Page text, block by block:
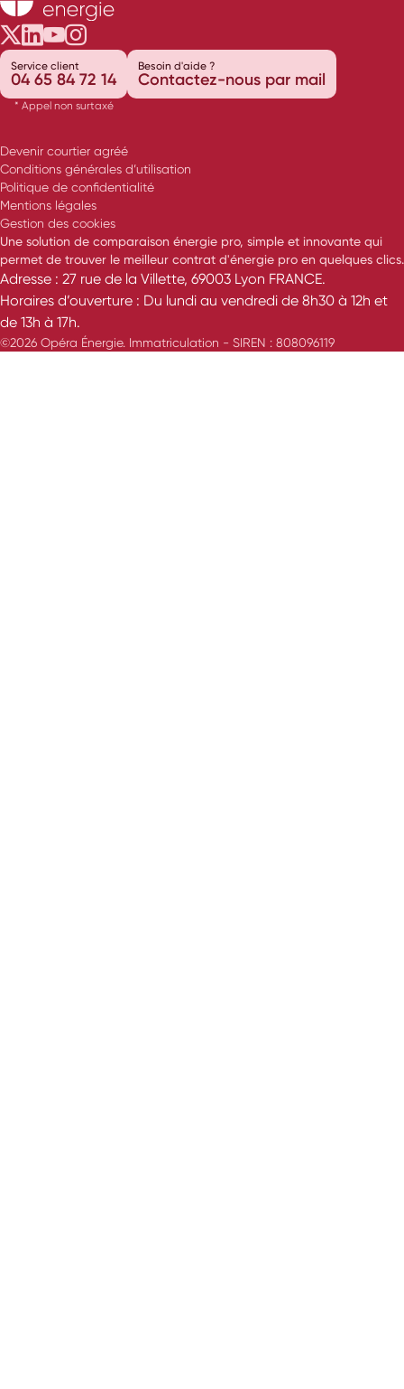
Opéra Énergie sur Twitter
Opéra Énergie sur LinkedIn
Opéra Énergie sur Youtube
Opéra Énergie sur Instagram
Service client
04 65 84 72 14
* Appel non surtaxé
Besoin d'aide ?
Contactez-nous par mail
Devenir courtier agréé
Conditions générales d’utilisation
Politique de confidentialité
Mentions légales
Gestion des cookies
Une solution de comparaison énergie pro, simple et innovante qui
permet de trouver le meilleur contrat d'énergie pro en quelques clics.
Adresse : 27 rue de la Villette, 69003 Lyon FRANCE.
Horaires d’ouverture : Du lundi au vendredi de 8h30 à 12h et
de 13h à 17h.
©2026 Opéra Énergie. Immatriculation - SIREN : 808096119